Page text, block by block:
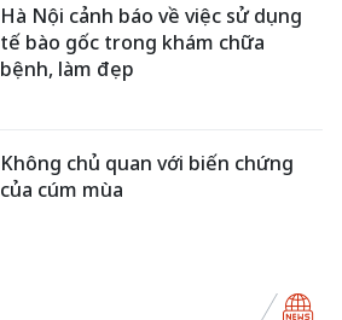
Hà Nội cảnh báo về việc sử dụng
tế bào gốc trong khám chữa
bệnh, làm đẹp
Không chủ quan với biến chứng
của cúm mùa